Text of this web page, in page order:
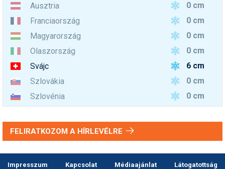
Ausztria
0 cm
Franciaország
0 cm
Magyarország
0 cm
Olaszország
0 cm
Svájc
6 cm
Szlovákia
0 cm
Szlovénia
0 cm
FELIRATKOZOM A HÍRLEVÉLRE
Impresszum Kapcsolat Médiaajánlat
Látogatottság